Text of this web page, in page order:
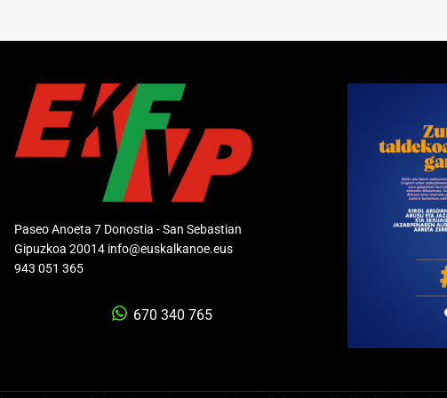
Paseo Anoeta 7 Donostia - San Sebastian
Gipuzkoa 20014 info@euskalkanoe.eus
943 051 365
670 340 765